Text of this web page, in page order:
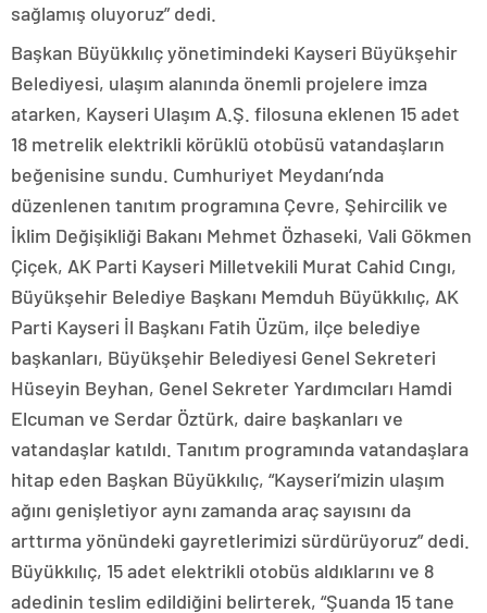
sağlamış oluyoruz” dedi.
Başkan Büyükkılıç yönetimindeki Kayseri Büyükşehir
Belediyesi, ulaşım alanında önemli projelere imza
atarken, Kayseri Ulaşım A.Ş. filosuna eklenen 15 adet
18 metrelik elektrikli körüklü otobüsü vatandaşların
beğenisine sundu. Cumhuriyet Meydanı’nda
düzenlenen tanıtım programına Çevre, Şehircilik ve
İklim Değişikliği Bakanı Mehmet Özhaseki, Vali Gökmen
Çiçek, AK Parti Kayseri Milletvekili Murat Cahid Cıngı,
Büyükşehir Belediye Başkanı Memduh Büyükkılıç, AK
Parti Kayseri İl Başkanı Fatih Üzüm, ilçe belediye
başkanları, Büyükşehir Belediyesi Genel Sekreteri
Hüseyin Beyhan, Genel Sekreter Yardımcıları Hamdi
Elcuman ve Serdar Öztürk, daire başkanları ve
vatandaşlar katıldı. Tanıtım programında vatandaşlara
hitap eden Başkan Büyükkılıç, “Kayseri’mizin ulaşım
ağını genişletiyor aynı zamanda araç sayısını da
arttırma yönündeki gayretlerimizi sürdürüyoruz” dedi.
Büyükkılıç, 15 adet elektrikli otobüs aldıklarını ve 8
adedinin teslim edildiğini belirterek, “Şuanda 15 tane